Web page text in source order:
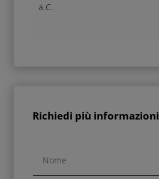
a.C.
Richiedi più informazioni